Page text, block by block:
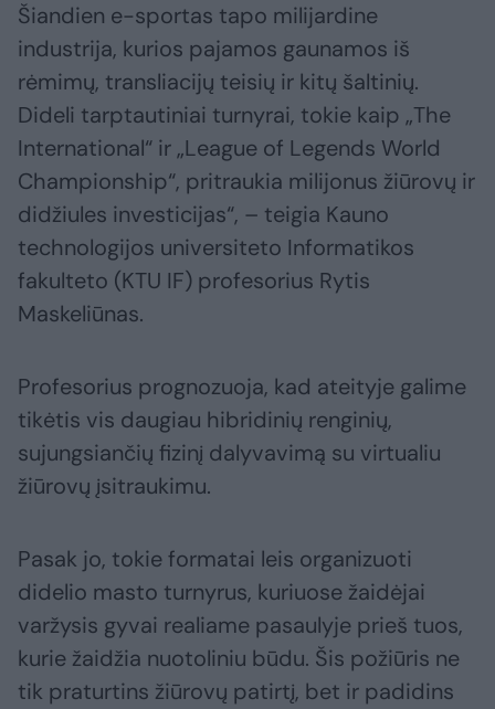
Šiandien e-sportas tapo milijardine
industrija, kurios pajamos gaunamos iš
rėmimų, transliacijų teisių ir kitų šaltinių.
Dideli tarptautiniai turnyrai, tokie kaip „The
International“ ir „League of Legends World
Championship“, pritraukia milijonus žiūrovų ir
didžiules investicijas“, – teigia Kauno
technologijos universiteto Informatikos
fakulteto (KTU IF) profesorius Rytis
Maskeliūnas.
Profesorius prognozuoja, kad ateityje galime
tikėtis vis daugiau hibridinių renginių,
sujungsiančių fizinį dalyvavimą su virtualiu
žiūrovų įsitraukimu.
Pasak jo, tokie formatai leis organizuoti
didelio masto turnyrus, kuriuose žaidėjai
varžysis gyvai realiame pasaulyje prieš tuos,
kurie žaidžia nuotoliniu būdu. Šis požiūris ne
tik praturtins žiūrovų patirtį, bet ir padidins